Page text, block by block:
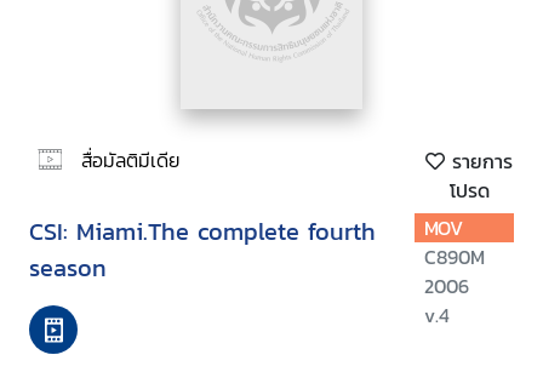
สื่อมัลติมีเดีย
รายการ
โปรด
CSI: Miami.The complete fourth
season
MOV
C890M
2006
v.4